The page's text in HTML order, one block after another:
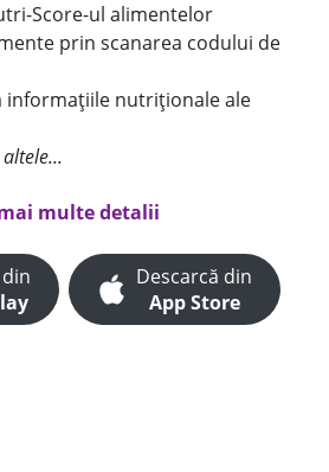
Score-ul alimentelor
prin scanarea codului de
informațiile nutriționale ale
multe detalii
Descarcă din
App Store